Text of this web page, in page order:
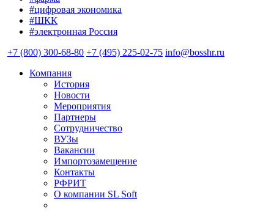
#цифровая экономика
#ШКК
#электронная Россия
+7 (800) 300-68-80 +7 (495) 225-02-75 info@bosshr.ru
Компания
История
Новости
Мероприятия
Партнеры
Сотрудничество
ВУЗы
Вакансии
Импортозамещение
Контакты
РФРИТ
О компании SL Soft